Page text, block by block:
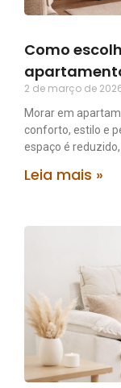
Como
2 de março de
Morar em
conforto, estilo e
espaço é
Leia mais »